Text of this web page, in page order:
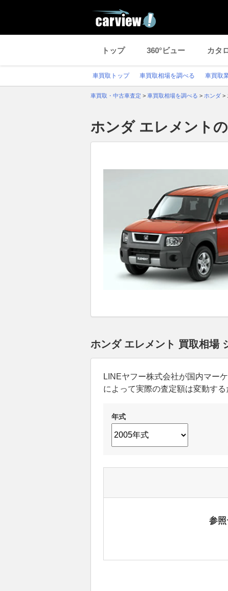
トップ 360°ビュー カタ
車買取トップ 車買取相場を調べる 車買取
車買取・中古車査定 > 車買取相場を調べる > ホンダ >
ホンダ エレメント
ホンダ エレメント 買取相場
LINEヤフー株式会社が国内マー
によって実際の査定額は変動す
年式
参